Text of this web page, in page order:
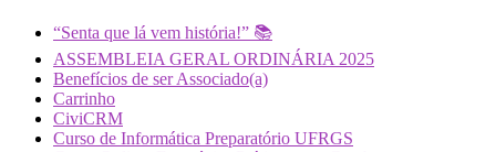
“Senta que lá vem história!” 📚
ASSEMBLEIA GERAL ORDINÁRIA 2025
Benefícios de ser Associado(a)
Carrinho
CiviCRM
Curso de Informática Preparatório UFRGS